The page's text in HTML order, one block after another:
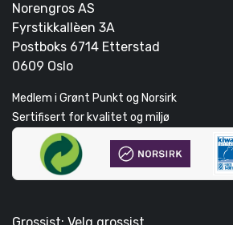
Norengros AS
Fyrstikkallèen 3A
Postboks 6714 Etterstad
0609 Oslo
Medlem i Grønt Punkt og Norsirk
Sertifisert for kvalitet og miljø